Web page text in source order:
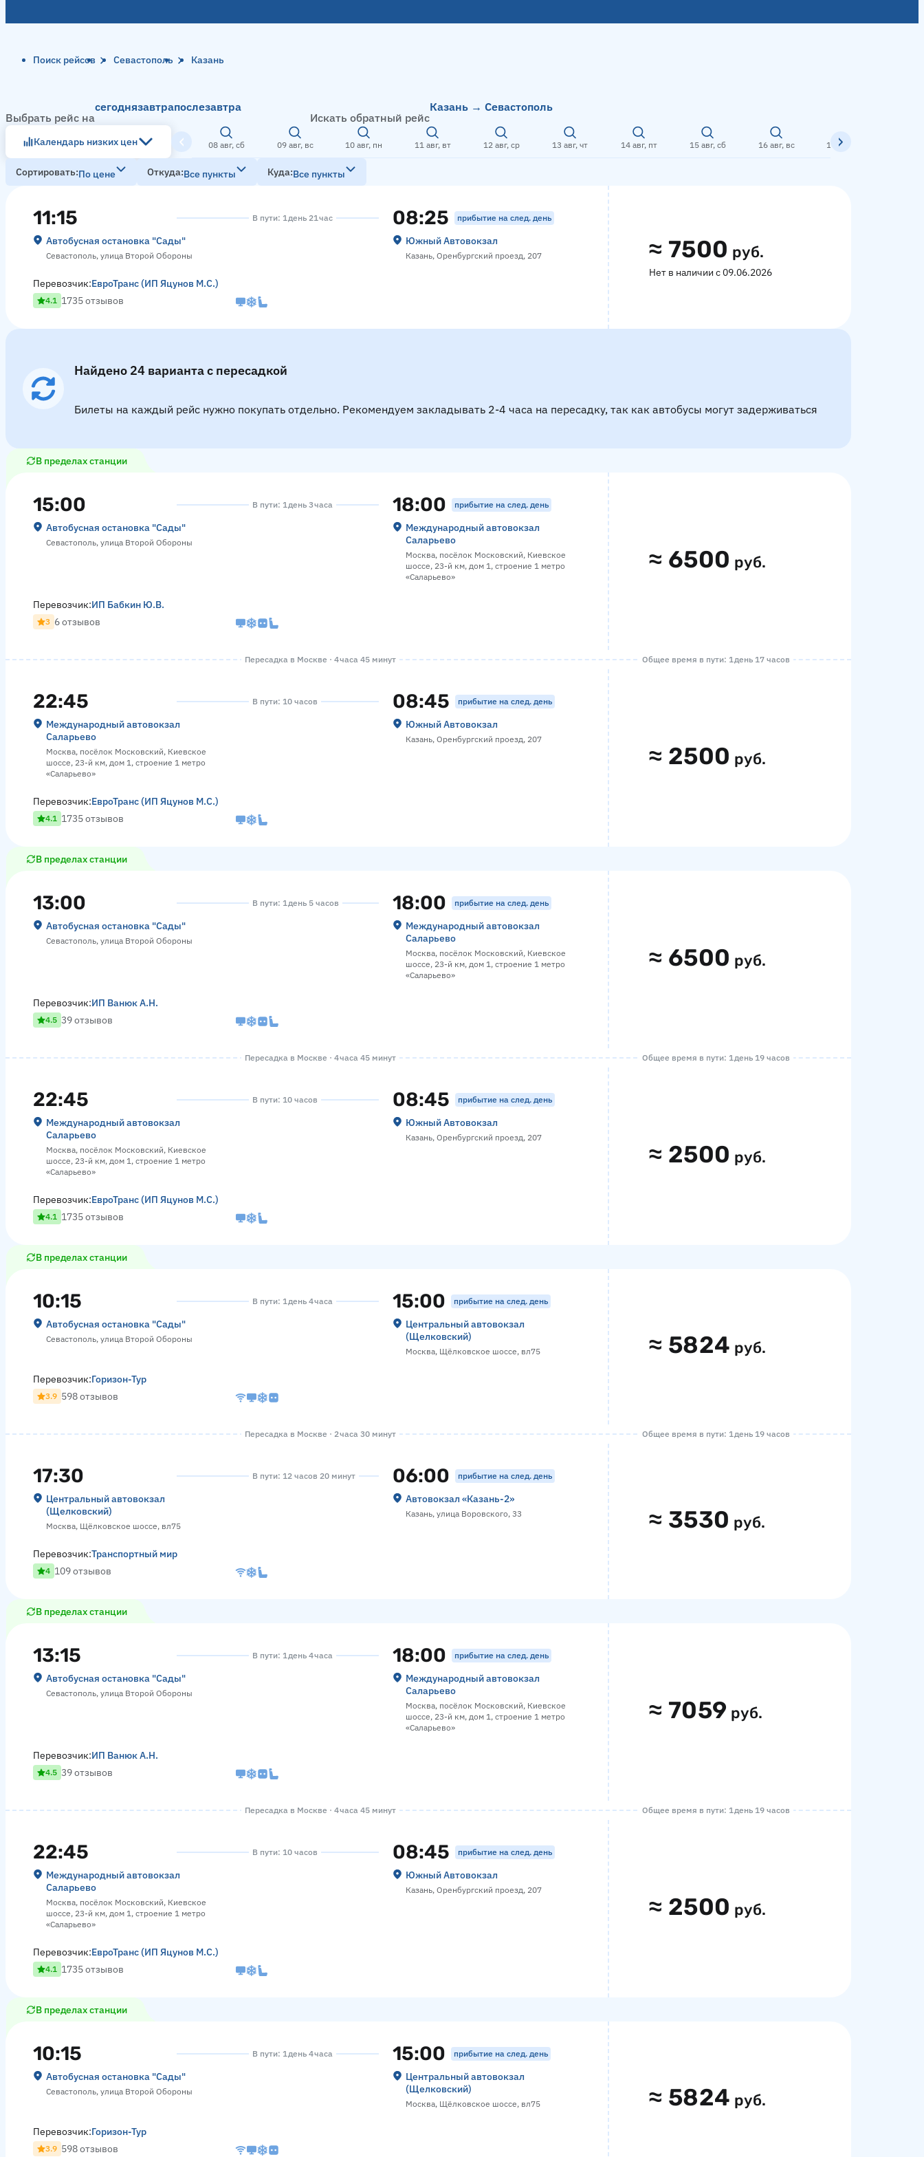
Поиск рейсов Севастополь Казань
Выбрать рейс на
сегоднязавтрапослезавтра
Искать обратный рейс
Казань → Севастополь
Календарь низких цен 08 авг, сб 09 авг, вс 10 авг, пн 11 авг, вт 12 авг, ср 13 авг, чт 14 авг, пт 15 авг, сб 16 авг, вс 17 авг, пн
Сортировать По цене Откуда Все пункты Куда Все пункты
11:15
Автобусная остановка "Сады"
Севастополь, улица Второй Обороны
В пути: 1 день 21 час 08:25 прибытие на след. день
Южный Автовокзал
Казань, Оренбургский проезд, 207 ≈ 7500 руб.
Нет в наличии с 09.06.2026
Перевозчик:ЕвроТранс (ИП Яцунов М.С.)
4.1 1735 отзывов
Найдено 24 варианта с пересадкой
Билеты на каждый рейс нужно покупать отдельно. Рекомендуем закладывать 2-4 часа на пересадку, так как автобусы могут задерживаться
В пределах станции
15:00
Автобусная остановка "Сады"
Севастополь, улица Второй Обороны
В пути: 1 день 3 часа 18:00 прибытие на след. день
Международный автовокзал
Саларьево
Москва, посёлок Московский, Киевское
шоссе, 23-й км, дом 1, строение 1 метро
«Саларьево»
≈ 6500 руб.
Перевозчик:ИП Бабкин Ю.В.
3 6 отзывов
Пересадка в Москве · 4 часа 45 минут Общее время в пути: 1 день 17 часов
22:45
Международный автовокзал
Саларьево
Москва, посёлок Московский, Киевское
шоссе, 23-й км, дом 1, строение 1 метро
«Саларьево»
В пути: 10 часов 08:45 прибытие на след. день
Южный Автовокзал
Казань, Оренбургский проезд, 207
≈ 2500 руб.
Перевозчик:ЕвроТранс (ИП Яцунов М.С.)
4.1 1735 отзывов
В пределах станции
13:00
Автобусная остановка "Сады"
Севастополь, улица Второй Обороны
В пути: 1 день 5 часов 18:00 прибытие на след. день
Международный автовокзал
Саларьево
Москва, посёлок Московский, Киевское
шоссе, 23-й км, дом 1, строение 1 метро
«Саларьево»
≈ 6500 руб.
Перевозчик:ИП Ванюк А.Н.
4.5 39 отзывов
Пересадка в Москве · 4 часа 45 минут Общее время в пути: 1 день 19 часов
22:45
Международный автовокзал
Саларьево
Москва, посёлок Московский, Киевское
шоссе, 23-й км, дом 1, строение 1 метро
«Саларьево»
В пути: 10 часов 08:45 прибытие на след. день
Южный Автовокзал
Казань, Оренбургский проезд, 207
≈ 2500 руб.
Перевозчик:ЕвроТранс (ИП Яцунов М.С.)
4.1 1735 отзывов
В пределах станции
10:15
Автобусная остановка "Сады"
Севастополь, улица Второй Обороны
В пути: 1 день 4 часа 15:00 прибытие на след. день
Центральный автовокзал
(Щелковский)
Москва, Щёлковское шоссе, вл75 ≈ 5824 руб.
Перевозчик:Горизон-Тур
3.9 598 отзывов
Пересадка в Москве · 2 часа 30 минут Общее время в пути: 1 день 19 часов
17:30
Центральный автовокзал
(Щелковский)
Москва, Щёлковское шоссе, вл75
В пути: 12 часов 20 минут 06:00 прибытие на след. день
Автовокзал «‎Казань-2»
Казань, улица Воровского, 33 ≈ 3530 руб.
Перевозчик:Транспортный мир
4 109 отзывов
В пределах станции
13:15
Автобусная остановка "Сады"
Севастополь, улица Второй Обороны
В пути: 1 день 4 часа 18:00 прибытие на след. день
Международный автовокзал
Саларьево
Москва, посёлок Московский, Киевское
шоссе, 23-й км, дом 1, строение 1 метро
«Саларьево»
≈ 7059 руб.
Перевозчик:ИП Ванюк А.Н.
4.5 39 отзывов
Пересадка в Москве · 4 часа 45 минут Общее время в пути: 1 день 19 часов
22:45
Международный автовокзал
Саларьево
Москва, посёлок Московский, Киевское
шоссе, 23-й км, дом 1, строение 1 метро
«Саларьево»
В пути: 10 часов 08:45 прибытие на след. день
Южный Автовокзал
Казань, Оренбургский проезд, 207
≈ 2500 руб.
Перевозчик:ЕвроТранс (ИП Яцунов М.С.)
4.1 1735 отзывов
В пределах станции
10:15
Автобусная остановка "Сады"
Севастополь, улица Второй Обороны
В пути: 1 день 4 часа 15:00 прибытие на след. день
Центральный автовокзал
(Щелковский)
Москва, Щёлковское шоссе, вл75 ≈ 5824 руб.
Перевозчик:Горизон-Тур
3.9 598 отзывов